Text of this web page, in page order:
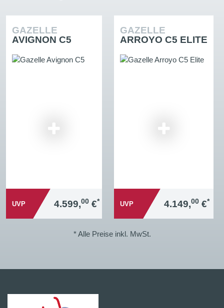
GAZELLE
AVIGNON C5
UVP 4.599,00 €*
GAZELLE
ARROYO C5 ELITE
UVP 4.149,00€*
* Alle Preise inkl. MwSt.